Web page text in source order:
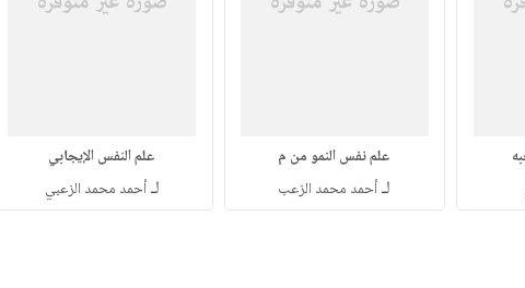
علم نفس النمو من م
لـأحمد محمد الزعب
علم النفس الإيجابي
لـأحمد محمد الزعبي